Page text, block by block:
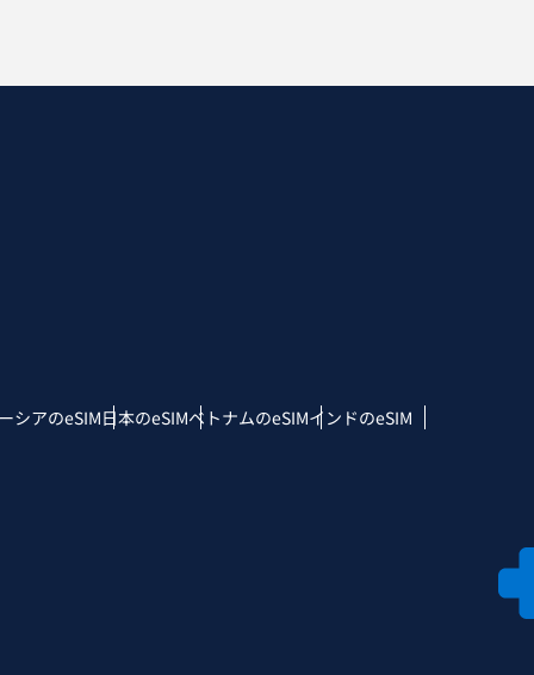
シアのeSIM日本のeSIMベトナムのeSIMインドのeSIM